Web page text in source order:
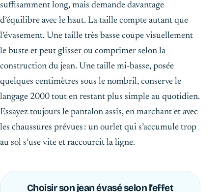
suffisamment long, mais demande davantage
d’équilibre avec le haut. La taille compte autant que
l’évasement. Une taille très basse coupe visuellement
le buste et peut glisser ou comprimer selon la
construction du jean. Une taille mi-basse, posée
quelques centimètres sous le nombril, conserve le
langage 2000 tout en restant plus simple au quotidien.
Essayez toujours le pantalon assis, en marchant et avec
les chaussures prévues : un ourlet qui s’accumule trop
au sol s’use vite et raccourcit la ligne.
Choisir son jean évasé selon l’effet